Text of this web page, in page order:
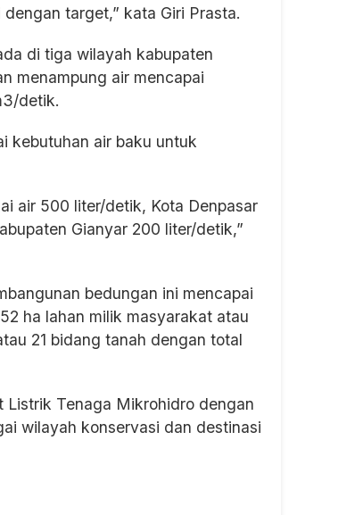
target,” kata Giri Prasta.
di tiga wilayah kabupaten
menampung air mencapai
detik.
kebutuhan air baku untuk
air 500 liter/detik, Kota Denpasar
Gianyar 200 liter/detik,”
bedungan ini mencapai
ha lahan milik masyarakat atau
21 bidang tanah dengan total
Listrik Tenaga Mikrohidro dengan
wilayah konservasi dan destinasi